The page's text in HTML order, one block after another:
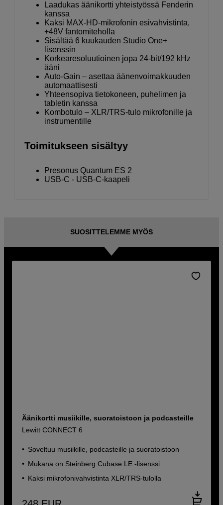
Laadukas äänikortti yhteistyössä Fenderin
kanssa
Kaksi MAX-HD-mikrofonin esivahvistinta,
+48V fantomiteholla
Sisältää 6 kuukauden Studio One+
lisenssin
Korkearesoluutioinen jopa 24-bit/192 kHz
ääni
Auto-Gain – asettaa äänenvoimakkuuden
automaattisesti
Yhteensopiva tietokoneen, puhelimen ja
tabletin kanssa
Kombotulo – XLR/TRS-tulo mikrofonille ja
instrumentille
Toimitukseen sisältyy
Presonus Quantum ES 2
USB-C - USB-C-kaapeli
SUOSITTELEMME MYÖS
Äänikortti musiikille, suoratoistoon ja podcasteille
Lewitt CONNECT 6
Soveltuu musiikille, podcasteille ja suoratoistoon
Mukana on Steinberg Cubase LE -lisenssi
Kaksi mikrofonivahvistinta XLR/TRS-tulolla